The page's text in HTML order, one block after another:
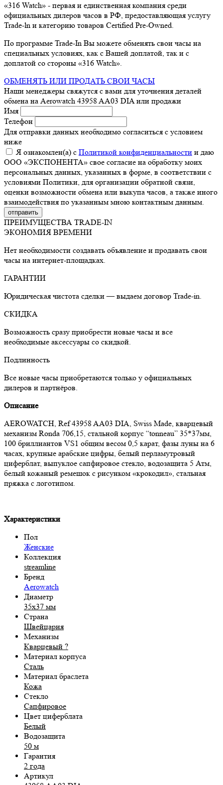
«316 Watch» - первая и единственная компания среди
официальных дилеров часов в РФ, предоставляющая услугу
Trade-ln и категорию товаров Certified Pre-Owned.
По программе Trade-In Вы можете обменять свои часы на
специальных условиях, как с Вашей доплатой, так и с
доплатой со стороны «316 Watch».
ОБМЕНЯТЬ ИЛИ ПРОДАТЬ СВОИ ЧАСЫ
Наши менеджеры свяжутся с вами для уточнения деталей
обмена на Aerowatch 43958 AA03 DIAили продажи
Имя
Телефон
Для отправки данных необходимо согласиться с условием
ниже
Я ознакомлен(а) с Политикой конфиденциальности и даю
ООО «ЭКСПОНЕНТА» свое согласие на обработку моих
персональных данных, указанных в форме, в соответствии с
условиями Политики, для организации обратной связи,
оценки возможности обмена или выкупа часов, а также иного
взаимодействия по указанным мною контактным данным.
ПРЕИМУЩЕСТВА TRADE-IN
ЭКОНОМИЯ ВРЕМЕНИ
Нет необходимости создавать объявление и продавать свои
часы на интернет-площадках.
ГАРАНТИИ
Юридическая чистота сделки — выдаем договор Trade-in.
СКИДКА
Возможность сразу приобрести новые часы и все
необходимые аксессуары со скидкой.
Подлинность
Все новые часы приобретаются только у официальных
дилеров и партнёров.
Описание
AEROWATCH, Ref 43958 AA03 DIA, Swiss Made, кварцевый
механизм Ronda 706,15, стальной корпус “tonneau” 35*37мм,
100 бриллиантов VS1 общим весом 0,5 карат, фазы луны на 6
часах, крупные арабские цифры, белый перламутровый
циферблат, выпуклое сапфировое стекло, водозащита 5 Атм,
белый кожаный ремешок с рисунком «крокодил», стальная
пряжка с логотипом.
Характеристики
Пол
Женские
Коллекция
streamline
Бренд
Aerowatch
Диаметр
35x37 мм
Страна
Швейцария
Механизм
Кварцевый ?
Материал корпуса
Сталь
Материал браслета
Кожа
Стекло
Сапфировое
Цвет циферблата
Белый
Водозащита
50 м
Гарантия
2 года
Артикул